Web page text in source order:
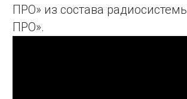
ПРО» из состава
ПРО».